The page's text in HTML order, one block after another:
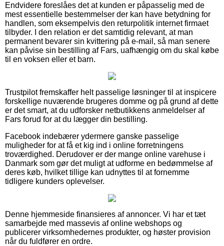
Endvidere foreslåes det at kunden er påpasselig med de
mest essentielle bestemmelser der kan have betydning for
handlen, som eksempelvis den returpolitik internet firmaet
tilbyder. I den relation er det samtidig relevant, at man
permanent bevarer sin kvittering på e-mail, så man senere
kan påvise sin bestilling af Fars, uafhængig om du skal købe
til en voksen eller et barn.
Trustpilot fremskaffer helt passelige løsninger til at inspicere
forskellige nuværende brugeres domme og på grund af dette
er det smart, at du udforsker netbutikkens anmeldelser af
Fars forud for at du lægger din bestilling.
Facebook indebærer ydermere ganske passelige
muligheder for at få et kig ind i online forretningens
troværdighed. Derudover er der mange online varehuse i
Danmark som gør det muligt at udforme en bedømmelse af
deres køb, hvilket tillige kan udnyttes til at fornemme
tidligere kunders oplevelser.
Denne hjemmeside finansieres af annoncer. Vi har et tæt
samarbejde med massevis af online webshops og
publicerer virksomhedernes produkter, og høster provision
når du fuldfører en ordre.